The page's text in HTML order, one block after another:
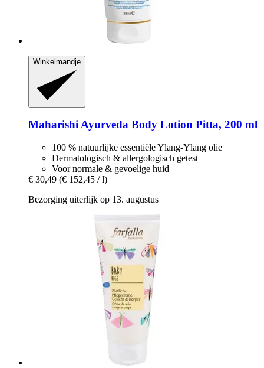
Winkelmandje
Maharishi Ayurveda Body Lotion Pitta, 200 ml
100 % natuurlijke essentiële Ylang-Ylang olie
Dermatologisch & allergologisch getest
Voor normale & gevoelige huid
€ 30,49 (€ 152,45 / l)
Bezorging uiterlijk op 13. augustus